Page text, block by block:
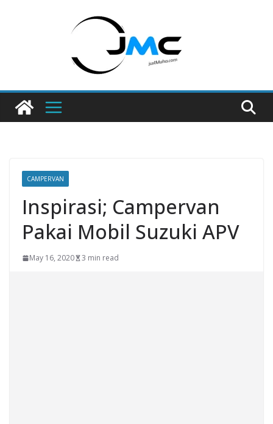
CAMPERVAN
Inspirasi; Campervan
Pakai Mobil Suzuki APV
May 16, 2020 3 min read